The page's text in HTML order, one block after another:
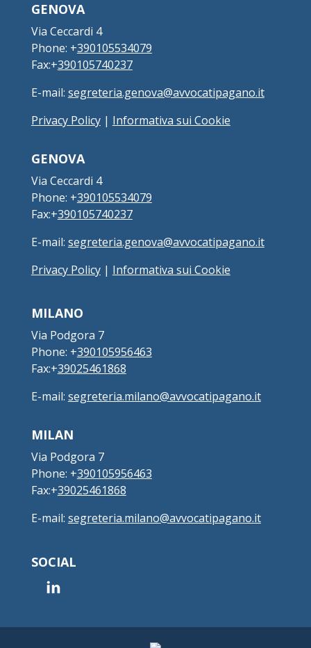
GENOVA
Via Ceccardi 4
Phone: +390105534079
Fax:+390105740237
E-mail: segreteria.genova@avvocatipagano.it
Privacy Policy| Informativa sui Cookie
GENOVA
Via Ceccardi 4
Phone: +390105534079
Fax:+390105740237
E-mail: segreteria.genova@avvocatipagano.it
Privacy Policy| Informativa sui Cookie
MILANO
Via Podgora 7
Phone: +390105956463
Fax:+39025461868
E-mail: segreteria.milano@avvocatipagano.it
MILAN
Via Podgora 7
Phone: +390105956463
Fax:+39025461868
E-mail: segreteria.milano@avvocatipagano.it
SOCIAL